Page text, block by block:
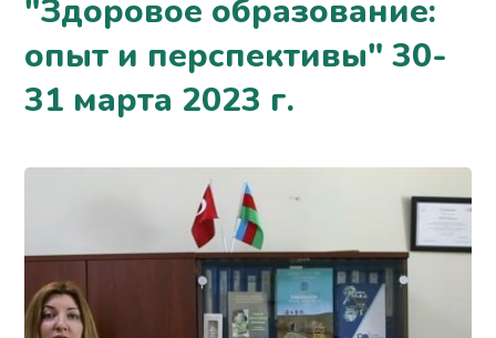
"Здоровое образование:
опыт и перспективы" 30-
31 марта 2023 г.